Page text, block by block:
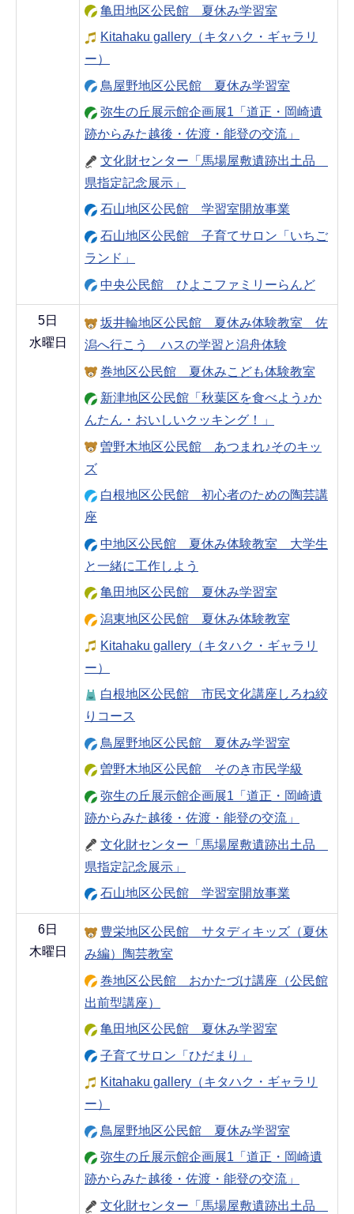
亀田地区公民館 夏休み学習室
Kitahaku gallery（キタハク・ギャラリ
ー）
鳥屋野地区公民館 夏休み学習室
弥生の丘展示館企画展1「道正・岡崎遺
跡からみた越後・佐渡・能登の交流」
文化財センター「馬場屋敷遺跡出土品
県指定記念展示」
石山地区公民館 学習室開放事業
石山地区公民館 子育てサロン「いちご
ランド」
中央公民館 ひよこファミリーらんど
5日
水曜日
坂井輪地区公民館 夏休み体験教室 佐
潟へ行こう ハスの学習と潟舟体験
巻地区公民館 夏休みこども体験教室
新津地区公民館「秋葉区を食べよう♪か
んたん・おいしいクッキング！」
曽野木地区公民館 あつまれ♪そのキッ
ズ
白根地区公民館 初心者のための陶芸講
座
中地区公民館 夏休み体験教室 大学生
と一緒に工作しよう
亀田地区公民館 夏休み学習室
潟東地区公民館 夏休み体験教室
Kitahaku gallery（キタハク・ギャラリ
ー）
白根地区公民館 市民文化講座しろね絞
りコース
鳥屋野地区公民館 夏休み学習室
曽野木地区公民館 そのき市民学級
弥生の丘展示館企画展1「道正・岡崎遺
跡からみた越後・佐渡・能登の交流」
文化財センター「馬場屋敷遺跡出土品
県指定記念展示」
石山地区公民館 学習室開放事業
6日
木曜日
豊栄地区公民館 サタディキッズ（夏休
み編）陶芸教室
巻地区公民館 おかたづけ講座（公民館
出前型講座）
亀田地区公民館 夏休み学習室
子育てサロン「ひだまり」
Kitahaku gallery（キタハク・ギャラリ
ー）
鳥屋野地区公民館 夏休み学習室
弥生の丘展示館企画展1「道正・岡崎遺
跡からみた越後・佐渡・能登の交流」
文化財センター「馬場屋敷遺跡出土品